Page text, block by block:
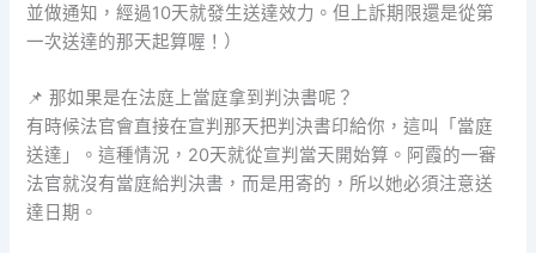
並做通知，經過10天就發生送達效力。但上訴期限還是從第
一次送達的那天起算喔！）
📌 那如果是在法庭上當庭拿到判決書呢？
有時候法官會直接在宣判那天把判決書印給你，這叫「當庭
送達」。這種情況，20天就從宣判當天開始算。阿霞的一審
法官就沒有當庭給判決書，而是用寄的，所以她必須注意送
達日期。